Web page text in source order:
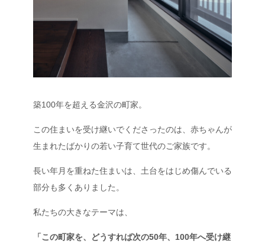
築100年を超える金沢の町家。
この住まいを受け継いでくださったのは、赤ちゃんが
生まれたばかりの若い子育て世代のご家族です。
長い年月を重ねた住まいは、土台をはじめ傷んでいる
部分も多くありました。
私たちの大きなテーマは、
「この町家を、どうすれば次の50年、100年へ受け継